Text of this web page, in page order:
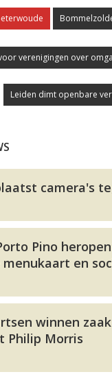
verenigingen over
Leiden dimt openbare
camera's
Pino
en
winnen
Philip Morris